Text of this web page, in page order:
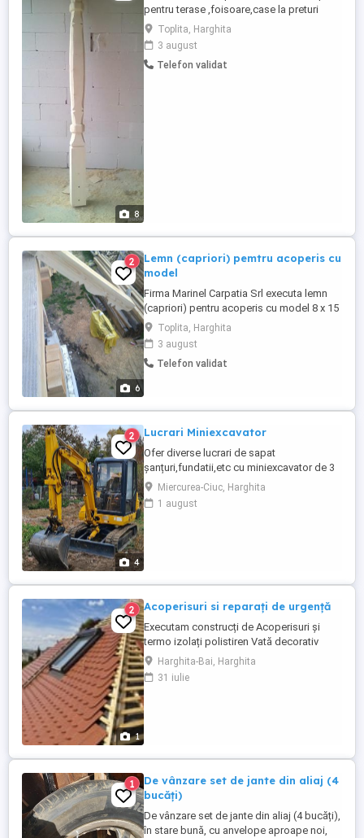
8
pentru terase ,foisoare,case la preturi
accesibile grosime material 15 x 15, 10 x
10 cm,material rindelui si slefuit pret 150
Ron bucata de 2 m de 15 x 15 ,tel .
Toplita, Harghita
3 august
Telefon validat
6
2
Lemn (capriori) pemtru acoperis cu
model
Firma Marinel Carpatia Srl executa lemn
(capriori) pentru acoperis cu model 8 x 15
lungime 4 m rindeluit si slefuit la preturi
accesibile 160 Ron bucata tel .
Toplita, Harghita
3 august
Telefon validat
4
2 Lucrari Miniexcavator
Ofer diverse lucrari de sapat
șanțuri,fundatii,etc cu miniexcavator de 3
tone...110ron h,mai detin si o basculabila
de 3,5 tone pentru diferite transporturi...
Munkalatokat valalok egy 3 tonnas mini
Miercurea-Ciuc, Harghita
1 august
1
2 Acoperisuri si reparați de urgență
Executam construcți de Acoperisuri și
termo izolați polistiren Vată decorativ
.Tencuieli Lavabile.etc... Sisteme
complete dulgherie Mansardari Terase
foișoare Asteria ale Montaj invelitoare
Harghita-Bai, Harghita
31 iulie
1
De vânzare set de jante din aliaj (4
bucăți)
De vânzare set de jante din aliaj (4 bucăți),
în stare bună, cu anvelope aproape noi,